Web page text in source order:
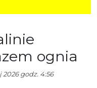
ognia
godz. 4:56